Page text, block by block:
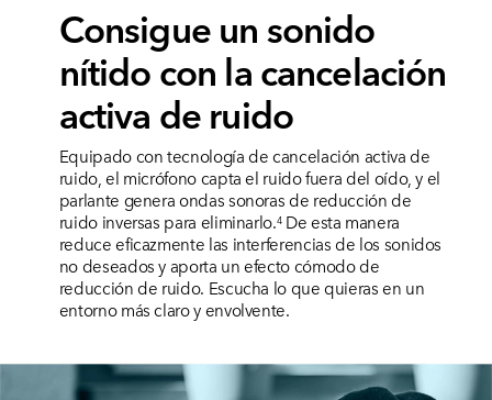
Consigue un sonido
nítidocon la cancelación
activa de ruido
Equipado con tecnología de cancelación activa de
ruido, el micrófono capta el ruido fuera del oído, y el
parlante genera ondas sonoras de reducción de
ruido inversas para eliminarlo.4De esta manera
reduce eficazmente las interferencias de los sonidos
no deseados y aporta un efecto cómodo de
reducción de ruido. Escucha lo que quieras en un
entorno más claro y envolvente.